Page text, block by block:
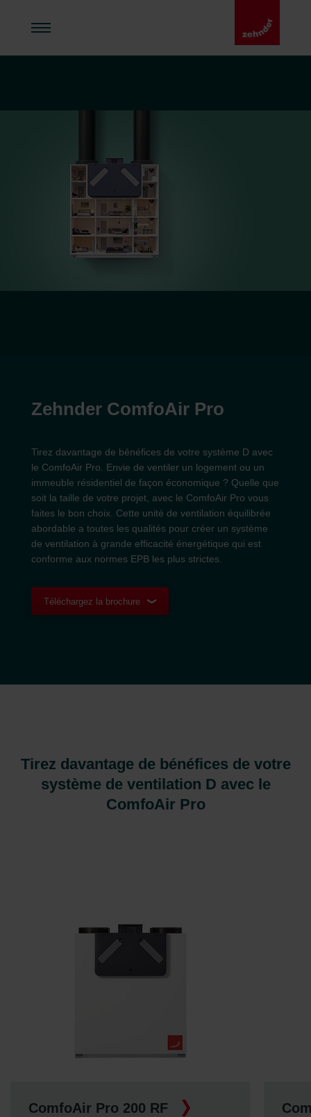
Zehnder ComfoAir Pro
Tirez davantage de bénéfices de votre système D avec
le ComfoAir Pro. Envie de ventiler un logement ou un
immeuble résidentiel de façon économique ? Quelle que
soit la taille de votre projet, avec le ComfoAir Pro vous
faites le bon choix. Cette unité de ventilation équilibrée
abordable a toutes les qualités pour créer un système
de ventilation à grande efficacité énergétique qui est
conforme aux normes EPB les plus strictes.
Téléchargez la brochure
Tirez davantage de bénéfices de votre
système de ventilation D avec le
ComfoAir Pro
ComfoAir Pro 200 RF